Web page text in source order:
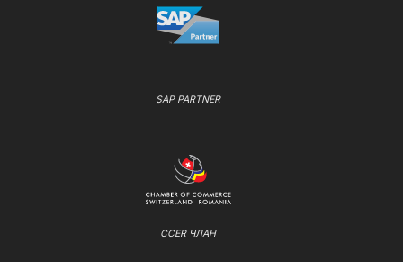
SAP PARTNER
CCER ЧЛАН